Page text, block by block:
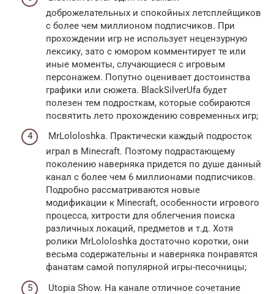
доброжелательных и спокойных летсплейщиков
с более чем миллионом подписчиков. При
прохождении игр не использует нецензурную
лексику, зато с юмором комментирует те или
иные моменты, случающиеся с игровым
персонажем. Попутно оценивает достоинства
графики или сюжета. BlackSilverUfa будет
полезен тем подросткам, которые собираются
посвятить лето прохождению современных игр;
MrLololoshka. Практически каждый подросток
играл в Minecraft. Поэтому подрастающему
поколению наверняка придется по душе данный
канал с более чем 6 миллионами подписчиков.
Подробно рассматриваются новые
модификации к Minecraft, особенности игрового
процесса, хитрости для облегчения поиска
различных локаций, предметов и т.д. Хотя
ролики MrLololoshka достаточно коротки, они
весьма содержательны и наверняка понравятся
фанатам самой популярной игры-песочницы;
Utopia Show. На канале отличное сочетание